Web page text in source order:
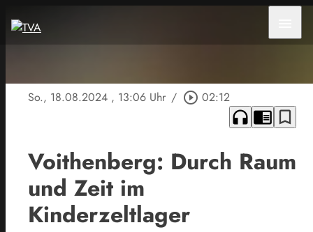
So., 18.08.2024 , 13:06 Uhr / play_circle_outline 02:12
headphones chrome_reader_mode bookmark_border
Voithenberg: Durch Raum
und Zeit im
Kinderzeltlager